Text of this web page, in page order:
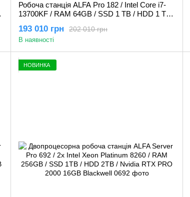
Робоча станція ALFA Pro 182 / Intel Core i7-
13700KF / RAM 64GB / SSD 1 TB / HDD 1 TB /
202 010 грн
193 010 грн
В наявності
НОВИНКА